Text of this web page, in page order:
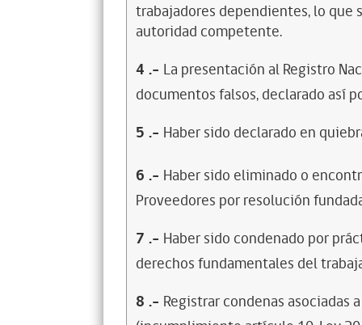
trabajadores dependientes, lo
autoridad competente.
4 .- La presentación al Registro
documentos falsos, declarado así
5 .- Haber sido declarado en
6 .- Haber sido eliminado o
Proveedores por resolución
7 .- Haber sido condenado por
derechos fundamentales del
8 .- Registrar condenas asociadas